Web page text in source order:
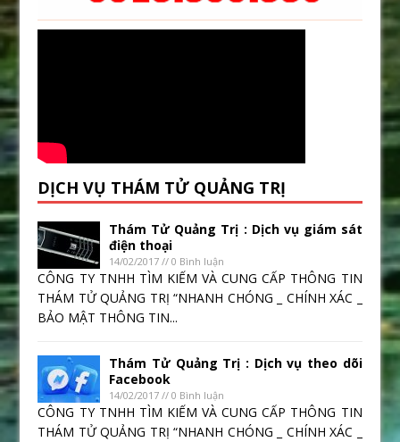
DỊCH VỤ THÁM TỬ QUẢNG TRỊ
Thám Tử Quảng Trị : Dịch vụ giám sát
điện thoại
14/02/2017 // 0 Bình luận
CÔNG TY TNHH TÌM KIẾM VÀ CUNG CẤP THÔNG TIN
THÁM TỬ QUẢNG TRỊ “NHANH CHÓNG _ CHÍNH XÁC _
BẢO MẬT THÔNG TIN...
Thám Tử Quảng Trị : Dịch vụ theo dõi
Facebook
14/02/2017 // 0 Bình luận
CÔNG TY TNHH TÌM KIẾM VÀ CUNG CẤP THÔNG TIN
THÁM TỬ QUẢNG TRỊ “NHANH CHÓNG _ CHÍNH XÁC _